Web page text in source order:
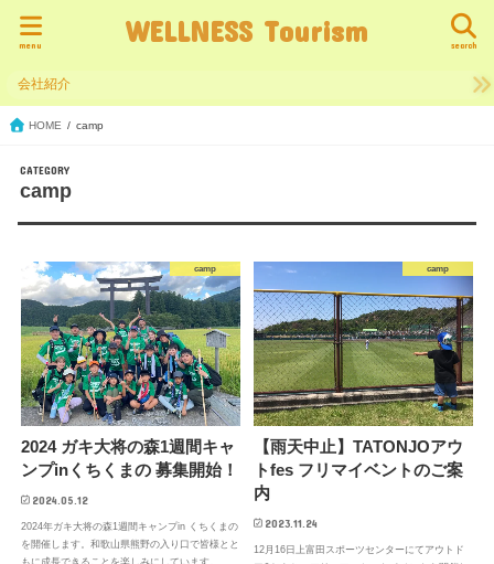
WELLNESS Tourism search
menu
会社紹介
HOME camp
camp
camp
2024 ガキ大将の森1週間キャ
ンプinくちくまの 募集開始！
2024.05.12
2024年ガキ大将の森1週間キャンプin くちくまの
を開催します。和歌山県熊野の入り口で皆様とと
camp
【雨天中止】TATONJOアウ
トfes フリマイベントのご案
内
2023.11.24
12月16日上富田スポーツセンターにてアウトド